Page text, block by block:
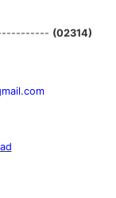
(02314)